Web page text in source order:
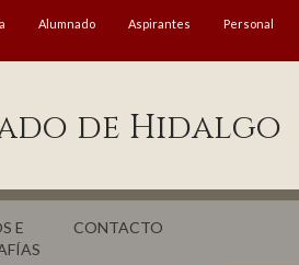
Alumnado Aspirantes Personal
de Hidalgo
E
CONTACTO